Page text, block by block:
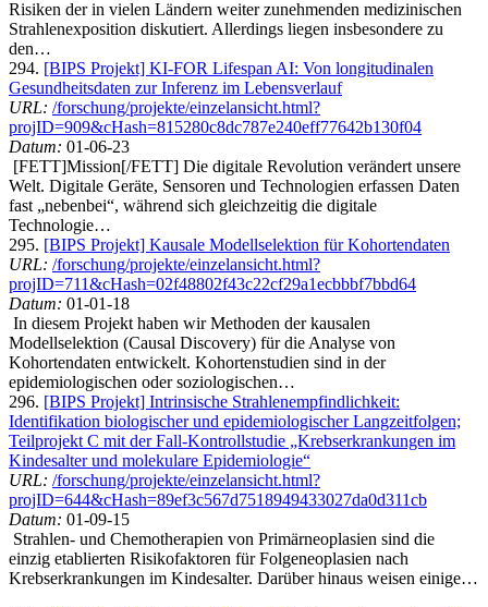
Risiken der in vielen Ländern weiter zunehmenden medizinischen
Strahlenexposition diskutiert. Allerdings liegen insbesondere zu
den…
294. [BIPS Projekt] KI-FOR Lifespan AI: Von longitudinalen
Gesundheitsdaten zur Inferenz im Lebensverlauf
URL: /forschung/projekte/einzelansicht.html?
projID=909&cHash=815280c8dc787e240eff77642b130f04
Datum: 01-06-23
[FETT]Mission[/FETT] Die digitale Revolution verändert unsere
Welt. Digitale Geräte, Sensoren und Technologien erfassen Daten
fast „nebenbei“, während sich gleichzeitig die digitale
Technologie…
295. [BIPS Projekt] Kausale Modellselektion für Kohortendaten
URL: /forschung/projekte/einzelansicht.html?
projID=711&cHash=02f48802f43c22cf29a1ecbbbf7bbd64
Datum: 01-01-18
In diesem Projekt haben wir Methoden der kausalen
Modellselektion (Causal Discovery) für die Analyse von
Kohortendaten entwickelt. Kohortenstudien sind in der
epidemiologischen oder soziologischen…
296. [BIPS Projekt] Intrinsische Strahlenempfindlichkeit:
Identifikation biologischer und epidemiologischer Langzeitfolgen;
Teilprojekt C mit der Fall-Kontrollstudie „Krebserkrankungen im
Kindesalter und molekulare Epidemiologie“
URL: /forschung/projekte/einzelansicht.html?
projID=644&cHash=89ef3c567d7518949433027da0d311cb
Datum: 01-09-15
Strahlen- und Chemotherapien von Primärneoplasien sind die
einzig etablierten Risikofaktoren für Folgeneoplasien nach
Krebserkrankungen im Kindesalter. Darüber hinaus weisen einige…